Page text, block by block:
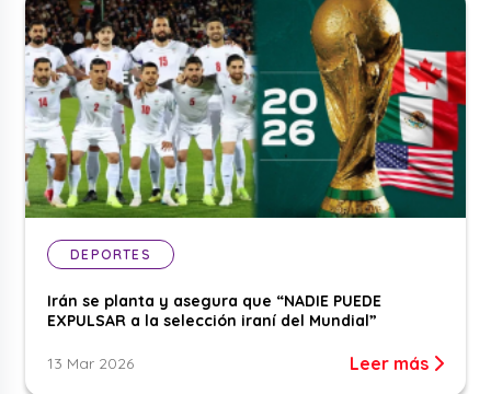
DEPORTES
Irán se planta y asegura que “NADIE PUEDE
EXPULSAR a la selección iraní del Mundial”
13 Mar 2026 Leer más